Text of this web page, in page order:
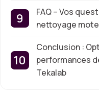
FAQ – Vos
nettoyage
Conclusion :
performances
Tekalab